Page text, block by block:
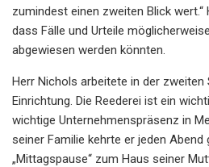
zumindest einen zweiten Blick
dass Fälle und Urteile
abgewiesen werden könnten.
Herr Nichols arbeitete in der zweiten
Einrichtung. Die Reederei ist ein
wichtige Unternehmenspräsenz in
seiner Familie kehrte er jeden Abend
„Mittagspause“ zum Haus seiner